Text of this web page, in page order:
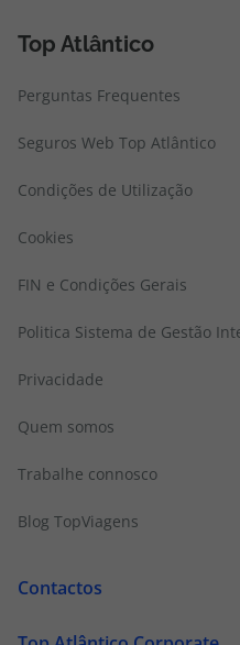
Top Atlântico
Perguntas Frequentes
Seguros Web Top Atlântico
Condições de Utilização
Cookies
FIN e Condições Gerais
Politica Sistema de Gestão
Privacidade
Quem somos
Trabalhe connosco
Blog TopViagens
Contactos